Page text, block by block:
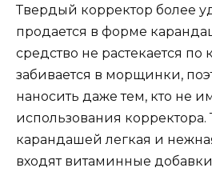
Твердый корректор более
продается в форме
средство не растекается по
забивается в морщинки,
наносить даже тем, кто не
использования корректора.
карандашей легкая и
входят витаминные